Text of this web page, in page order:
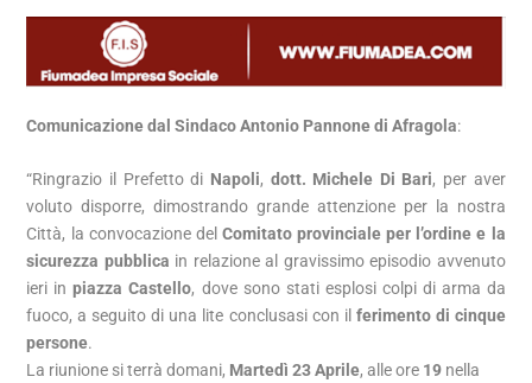
Comunicazione dal Sindaco Antonio Pannone di Afragola:
“Ringrazio il Prefetto di Napoli, dott. Michele Di Bari, per aver
voluto disporre, dimostrando grande attenzione per la nostra
Città, la convocazione del Comitato provinciale per l’ordine e la
sicurezza pubblica in relazione al gravissimo episodio avvenuto
ieri inpiazza Castello, dove sono stati esplosi colpi di arma da
fuoco, a seguito di una lite conclusasi con il ferimento di cinque
persone.
La riunione si terrà domani, Martedì 23 Aprile, alle ore 19 nella